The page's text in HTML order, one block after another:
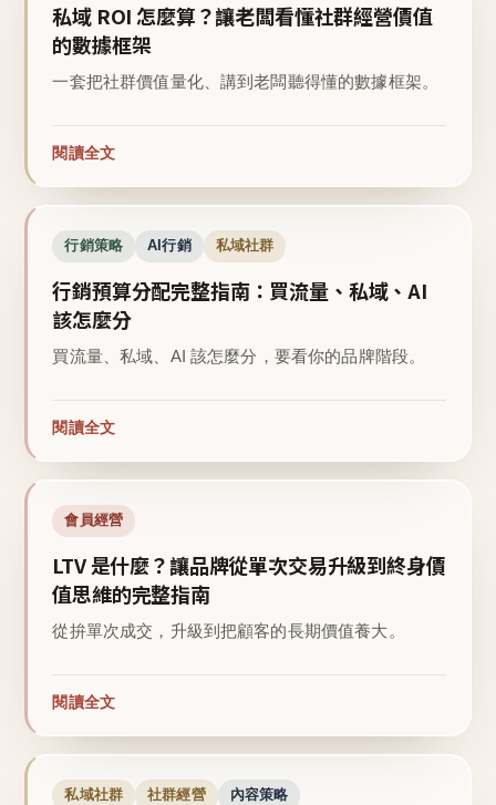
私域 ROI 怎麼算？讓老闆看懂社群經營價值
的數據框架
一套把社群價值量化、講到老闆聽得懂的數據框架。
閱讀全文
行銷策略 AI行銷 私域社群
行銷預算分配完整指南：買流量、私域、AI
該怎麼分
買流量、私域、AI 該怎麼分，要看你的品牌階段。
閱讀全文
會員經營
LTV 是什麼？讓品牌從單次交易升級到終身價
值思維的完整指南
從拚單次成交，升級到把顧客的長期價值養大。
閱讀全文
私域社群 社群經營 內容策略